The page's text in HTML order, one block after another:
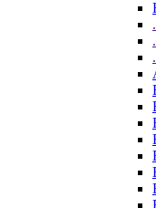
.
.
.